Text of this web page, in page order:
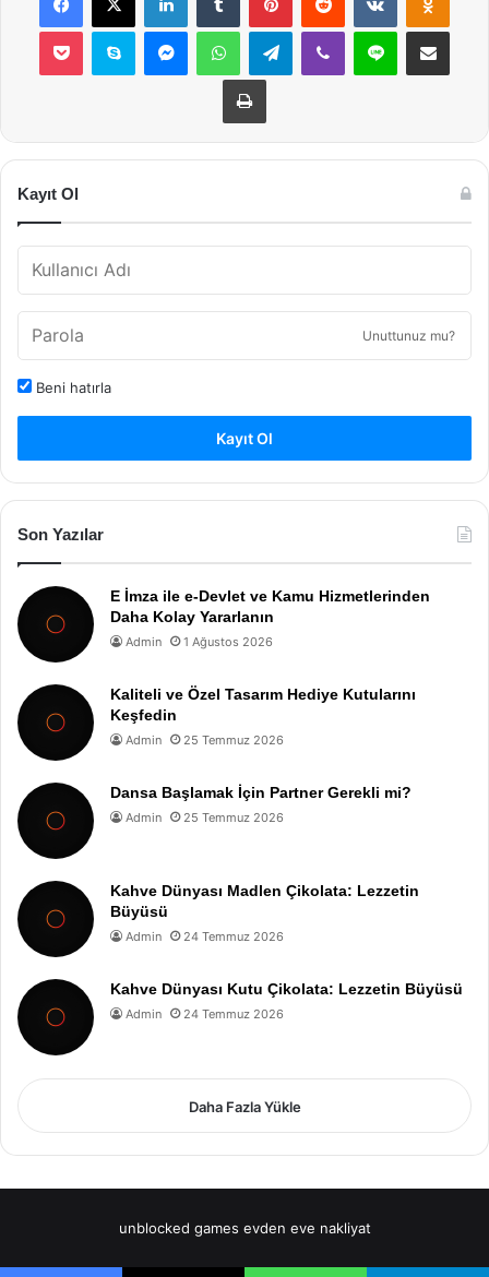
Pocket Skype MessengerWhatsAppTelegramViber Line E-Posta ile
Yazdır
Kayıt Ol
Unuttunuz mu?
Beni hatırla
Kayıt Ol
Son Yazılar
E İmza ile e-Devlet ve Kamu Hizmetlerinden
Daha Kolay Yararlanın
Admin 1 Ağustos 2026
Kaliteli ve Özel Tasarım Hediye Kutularını
Keşfedin
Admin 25 Temmuz 2026
Dansa Başlamak İçin Partner Gerekli mi?
Admin 25 Temmuz 2026
Kahve Dünyası Madlen Çikolata: Lezzetin
Büyüsü
Admin 24 Temmuz 2026
Kahve Dünyası Kutu Çikolata: Lezzetin Büyüsü
Admin 24 Temmuz 2026
Daha Fazla Yükle
unblocked games evden eve nakliyat